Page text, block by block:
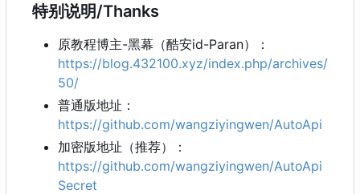
特别说明/Thanks
原教程博主-黑幕（酷安id-Paran）：
https://blog.432100.xyz/index.php/archives/
50/
普通版地址：
https://github.com/wangziyingwen/AutoApi
加密版地址（推荐）：
https://github.com/wangziyingwen/AutoApi
Secret